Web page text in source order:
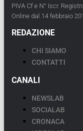
PIVA Cf e N° Iscr.
Online dal 14 febbraio
REDAZIONE
CHI SIAMO
CONTATTI
CANALI
NEWSLAB
SOCIALAB
CRONACA